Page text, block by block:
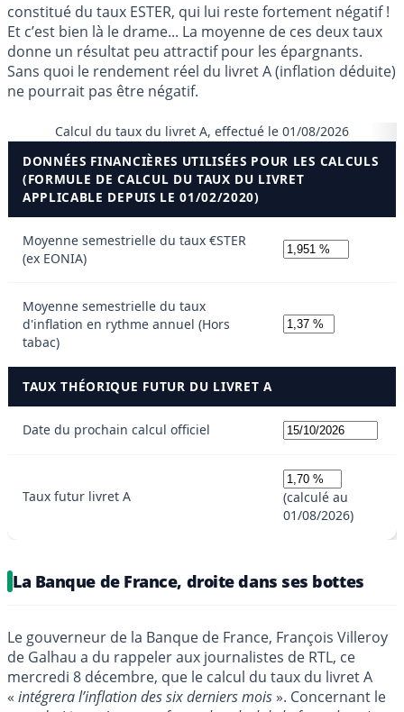
constitué du taux ESTER, qui lui reste fortement négatif !
Et c’est bien là le drame... La moyenne de ces deux taux
donne un résultat peu attractif pour les épargnants.
Sans quoi le rendement réel du livret A (inflation déduite)
ne pourrait pas être négatif.
Calcul du taux du livret A, effectué le 01/08/2026
DONNÉES FINANCIÈRES UTILISÉES POUR LES CALCULS
(FORMULE DE CALCUL DU TAUX DU LIVRET
APPLICABLE DEPUIS LE 01/02/2020)
Moyenne semestrielle du taux €STER
(ex EONIA)
Moyenne semestrielle du taux
d'inflation en rythme annuel (Hors
tabac)
TAUX THÉORIQUE FUTUR DU LIVRET A
Date du prochain calcul officiel
Taux futur livret A
(calculé au
01/08/2026)
La Banque de France, droite dans ses bottes
Le gouverneur de la Banque de France, François Villeroy
de Galhau a du rappeler aux journalistes de RTL, ce
mercredi 8 décembre, que le calcul du taux du livret A
« intégrera l’inflation des six derniers mois». Concernant le